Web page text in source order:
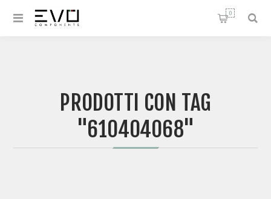
0
PRODOTTI CON TAG
"610404068"